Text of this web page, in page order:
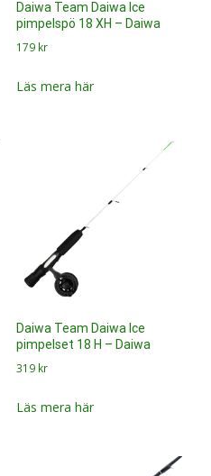
Daiwa Team Daiwa Ice
pimpelspö 18 XH – Daiwa
179 kr
Läs mera här
Daiwa Team Daiwa Ice
pimpelset 18 H – Daiwa
319 kr
Läs mera här